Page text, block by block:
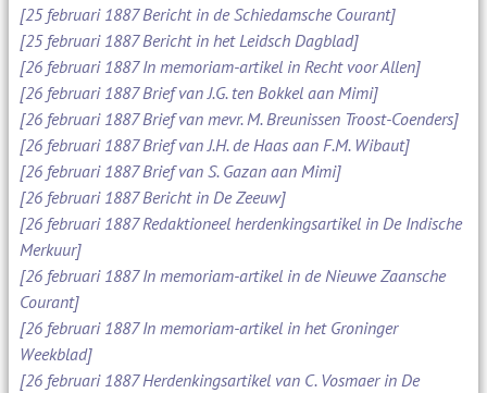
[25 februari 1887 Bericht in de Schiedamsche Courant]
[25 februari 1887 Bericht in het Leidsch Dagblad]
[26 februari 1887 In memoriam-artikel in Recht voor Allen]
[26 februari 1887 Brief van J.G. ten Bokkel aan Mimi]
[26 februari 1887 Brief van mevr. M. Breunissen Troost-Coenders]
[26 februari 1887 Brief van J.H. de Haas aan F.M. Wibaut]
[26 februari 1887 Brief van S. Gazan aan Mimi]
[26 februari 1887 Bericht in De Zeeuw]
[26 februari 1887 Redaktioneel herdenkingsartikel in De Indische
Merkuur]
[26 februari 1887 In memoriam-artikel in de Nieuwe Zaansche
Courant]
[26 februari 1887 In memoriam-artikel in het Groninger
Weekblad]
[26 februari 1887 Herdenkingsartikel van C. Vosmaer in De